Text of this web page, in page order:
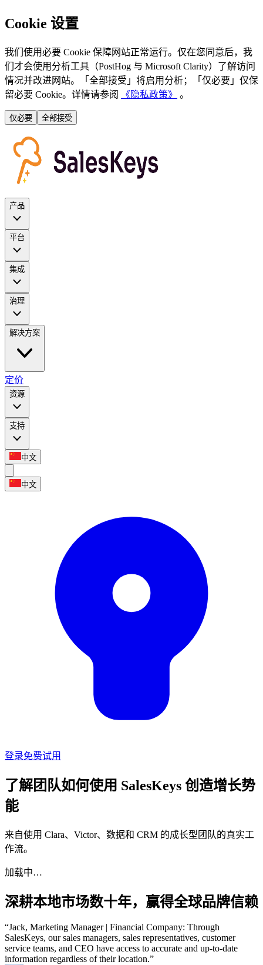
Cookie 设置
我们使用必要 Cookie 保障网站正常运行。仅在您同意后，我
们才会使用分析工具（PostHog 与 Microsoft Clarity）了解访问
情况并改进网站。「全部接受」将启用分析；「仅必要」仅保
留必要 Cookie。详情请参阅
《隐私政策》 。
仅必要 全部接受
产品
平台
集成
治理
解决方案
定价
资源
支持
中文
中文
登录免费试用
了解团队如何使用 SalesKeys 创造增长势
能
来自使用 Clara、Victor、数据和 CRM 的成长型团队的真实工
作流。
加载中…
深耕本地市场数十年，赢得全球品牌信赖
“Jack, Marketing Manager | Financial Company: Through
SalesKeys, our sales managers, sales representatives, customer
service teams, and CEO have access to accurate and up-to-date
information regardless of their location.”